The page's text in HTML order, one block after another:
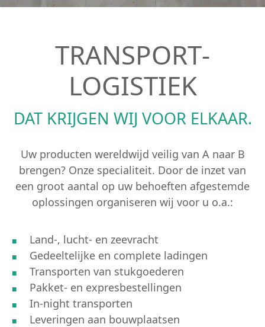
TRANSPORT­
LOGISTIEK
DAT KRIJGEN WIJ VOOR ELKAAR.
Uw producten wereldwijd veilig van A naar B
brengen? Onze specialiteit. Door de inzet van
een groot aantal op uw behoeften afgestemde
oplossingen organiseren wij voor u o.a.:
Land-, lucht- en zeevracht
Gedeeltelijke en complete ladingen
Transporten van stukgoederen
Pakket- en expresbestellingen
In-night transporten
Leveringen aan bouwplaatsen